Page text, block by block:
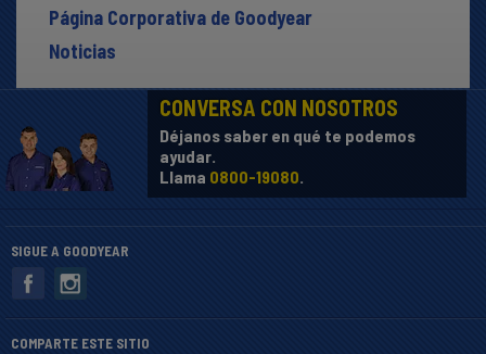
Página Corporativa de Goodyear
Noticias
CONVERSA CON NOSOTROS
Déjanos saber en qué te podemos
ayudar.
Llama 0800-19080.
SIGUE A GOODYEAR
COMPARTE ESTE SITIO